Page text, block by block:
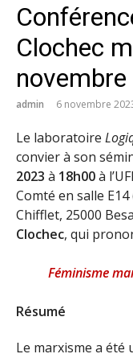
Clochec
admin 6 novembre
Le laboratoire
convier à son
2023 à 18h00à
Comté en salle
Chifflet, 25000
Clochec, qui
Féminisme
Résumé
Le marxisme a